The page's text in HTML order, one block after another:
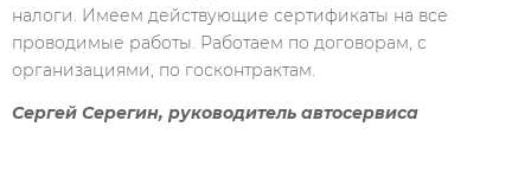
налоги. Имеем действующие сертификаты на все
проводимые работы. Работаем по договорам, с
организациями, по госконтрактам.
Сергей Серегин, руководитель автосервиса